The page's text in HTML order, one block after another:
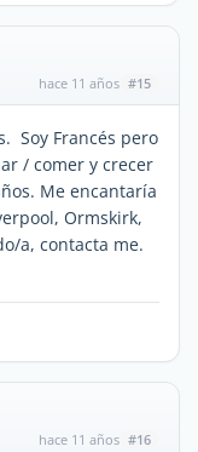
hace 11 años #15
Soy Francés pero
/ comer y crecer
Me encantaría
Ormskirk,
a, contacta me.
hace 11 años #16